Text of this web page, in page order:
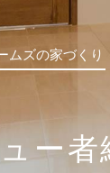
ムズの家づくり
ー